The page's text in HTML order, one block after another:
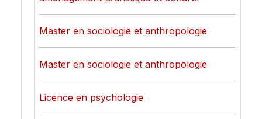
Master en sociologie et anthropologie
Master en sociologie et anthropologie
Licence en psychologie